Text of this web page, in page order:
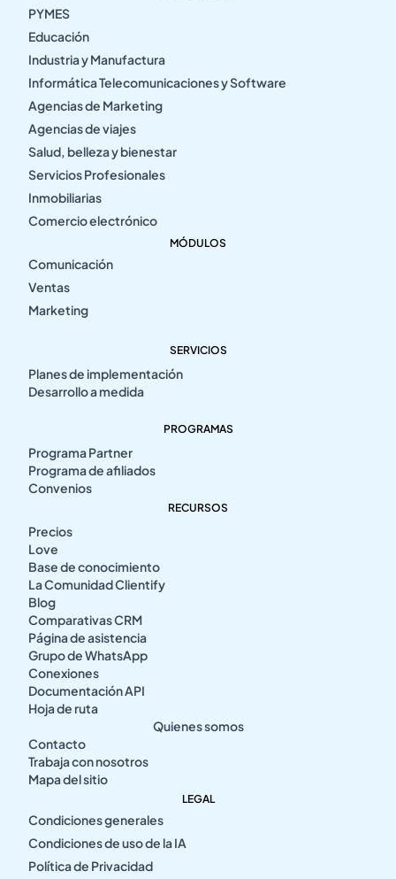
PYMES
Educación
Industria y Manufactura
Informática Telecomunicaciones y Software
Agencias de Marketing
Agencias de viajes
Salud, belleza y bienestar
Servicios Profesionales
Inmobiliarias
Comercio electrónico
MÓDULOS
Comunicación
Ventas
Marketing
SERVICIOS
Planes de implementación
Desarrollo a medida
PROGRAMAS
Programa Partner
Programa de afiliados
Convenios
RECURSOS
Precios
Love
Base de conocimiento
La Comunidad Clientify
Blog
Comparativas CRM
Página de asistencia
Grupo de WhatsApp
Conexiones
Documentación API
Hoja de ruta
Quienes somos
Contacto
Trabaja con nosotros
Mapa del sitio
LEGAL
Condiciones generales
Condiciones de uso de la IA
Política de Privacidad